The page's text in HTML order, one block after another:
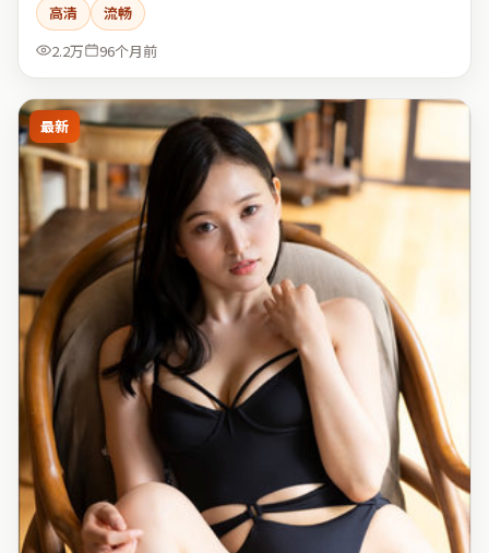
高清
流畅
2.2万
96个月前
最新